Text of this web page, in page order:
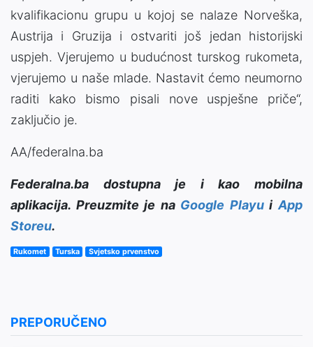
kvalifikacionu grupu u kojoj se nalaze Norveška,
Austrija i Gruzija i ostvariti još jedan historijski
uspjeh. Vjerujemo u budućnost turskog rukometa,
vjerujemo u naše mlade. Nastavit ćemo neumorno
raditi kako bismo pisali nove uspješne priče“,
zaključio je.
AA/federalna.ba
Federalna.ba dostupna je i kao mobilna
aplikacija. Preuzmite je na Google PlayuiApp
Storeu.
Rukomet Turska Svjetsko prvenstvo
PREPORUČENO